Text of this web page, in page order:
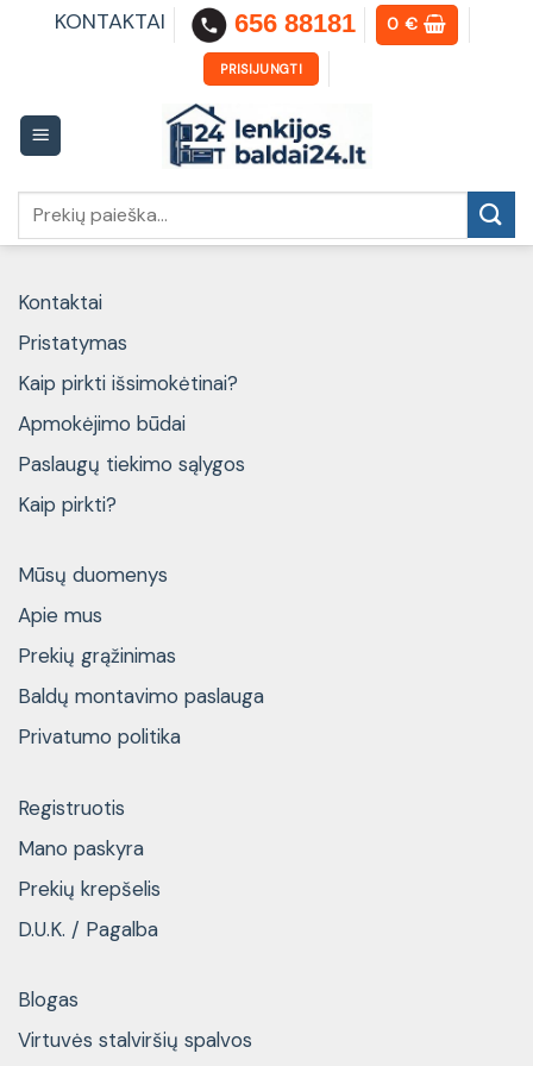
KONTAKTAI 656 88181 0€
PRISIJUNGTI
Kontaktai
Pristatymas
Kaip pirkti išsimokėtinai?
Apmokėjimo būdai
Paslaugų tiekimo sąlygos
Kaip pirkti?
Mūsų duomenys
Apie mus
Prekių grąžinimas
Baldų montavimo paslauga
Privatumo politika
Registruotis
Mano paskyra
Prekių krepšelis
D.U.K. / Pagalba
Blogas
Virtuvės stalviršių spalvos